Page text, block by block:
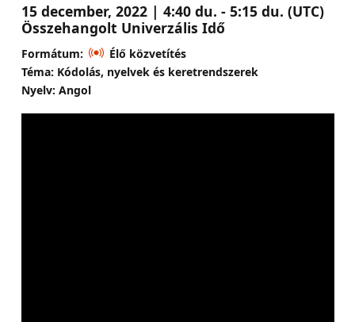
15 december, 2022 | 4:40 du. - 5:15 du. (UTC)
Összehangolt Univerzális Idő
Formátum:
Élő közvetítés
Téma: Kódolás, nyelvek és keretrendszerek
Nyelv: Angol